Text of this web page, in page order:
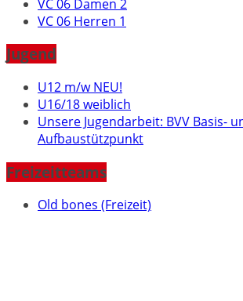
VC 06 Damen 2
VC 06 Herren 1
Jugend
U12 m/w NEU!
U16/18 weiblich
Unsere Jugendarbeit: BVV Basis-
Aufbaustützpunkt
Freizeitteams
Old bones (Freizeit)